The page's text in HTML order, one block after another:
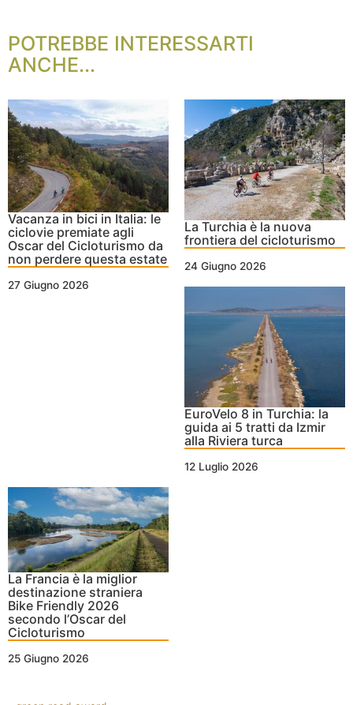
POTREBBE INTERESSARTI
ANCHE...
Vacanza in bici in Italia: le
ciclovie premiate agli
Oscar del Cicloturismo da
non perdere questa estate
27 Giugno 2026
La Turchia è la nuova
frontiera del cicloturismo
24 Giugno 2026
EuroVelo 8 in Turchia: la
guida ai 5 tratti da Izmir
alla Riviera turca
12 Luglio 2026
La Francia è la miglior
destinazione straniera
Bike Friendly 2026
secondo l’Oscar del
Cicloturismo
25 Giugno 2026